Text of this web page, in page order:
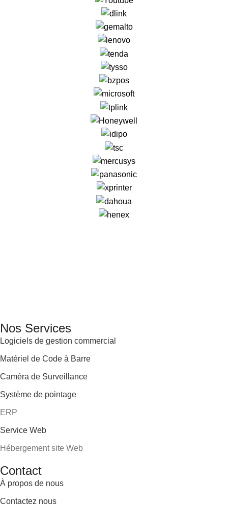
Nos Services
Logiciels de gestion commercial
Matériel de Code à Barre
Caméra de Surveillance
Système de pointage
ERP
Service Web
Hébergement site Web
Contact
À propos de nous
Contactez nous